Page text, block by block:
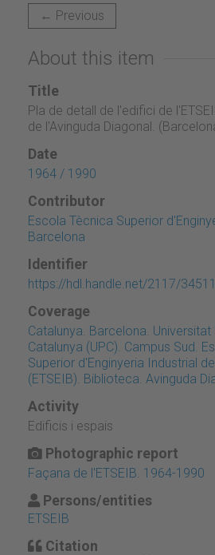
← Previous
About this item
Title
Pla de detall de l'edifici de
de l'Avinguda Diagonal.
Date
1964 / 1990
Contributor
Escola Tècnica Superior
Barcelona
Identifier
https://hdl.handle.net/2117/
Coverage
Catalunya. Barcelona.
Catalunya (UPC). Campus Sud.
Superior d'Enginyeria Industrial
(ETSEIB). Biblioteca. Avinguda
Activity
Edificis i espais
Photographic report
Façana de l'ETSEIB. 1964-1990
Persons/entities
ETSEIB
Citation